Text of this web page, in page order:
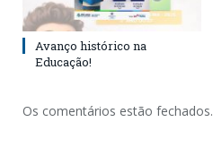
Avanço histórico na
Educação!
Os comentários estão fechados.